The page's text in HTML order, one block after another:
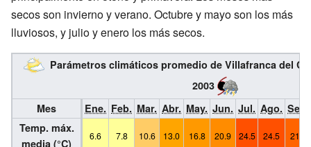
secos son invierno y verano. Octubre y mayo son los más
lluviosos, y julio y enero los más secos.
Parámetros climáticos promedio de Villafranca del
2003
Mes
Ene. Feb. Mar. Abr. May. Jun. Jul. Ago. Sep.
Temp. máx.
media (°C)
6.6 7.8 10.6 13.0 16.8 20.9 24.5 24.5 21.0